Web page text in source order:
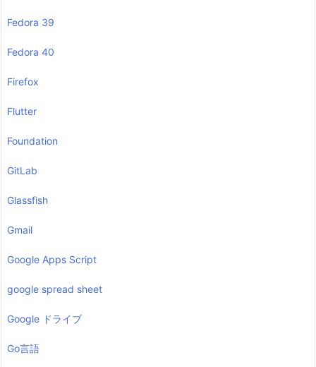
Fedora 39
Fedora 40
Firefox
Flutter
Foundation
GitLab
Glassfish
Gmail
Google Apps Script
google spread sheet
Google ドライブ
Go言語